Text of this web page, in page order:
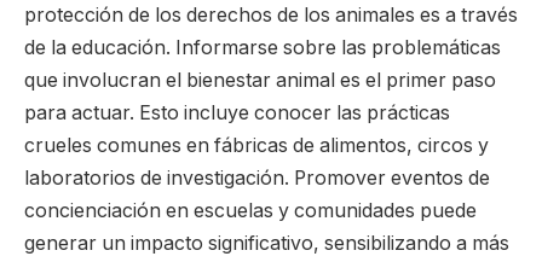
protección de los derechos de los animales es a través
de la educación. Informarse sobre las problemáticas
que involucran el bienestar animal es el primer paso
para actuar. Esto incluye conocer las prácticas
crueles comunes en fábricas de alimentos, circos y
laboratorios de investigación. Promover eventos de
concienciación en escuelas y comunidades puede
generar un impacto significativo, sensibilizando a más